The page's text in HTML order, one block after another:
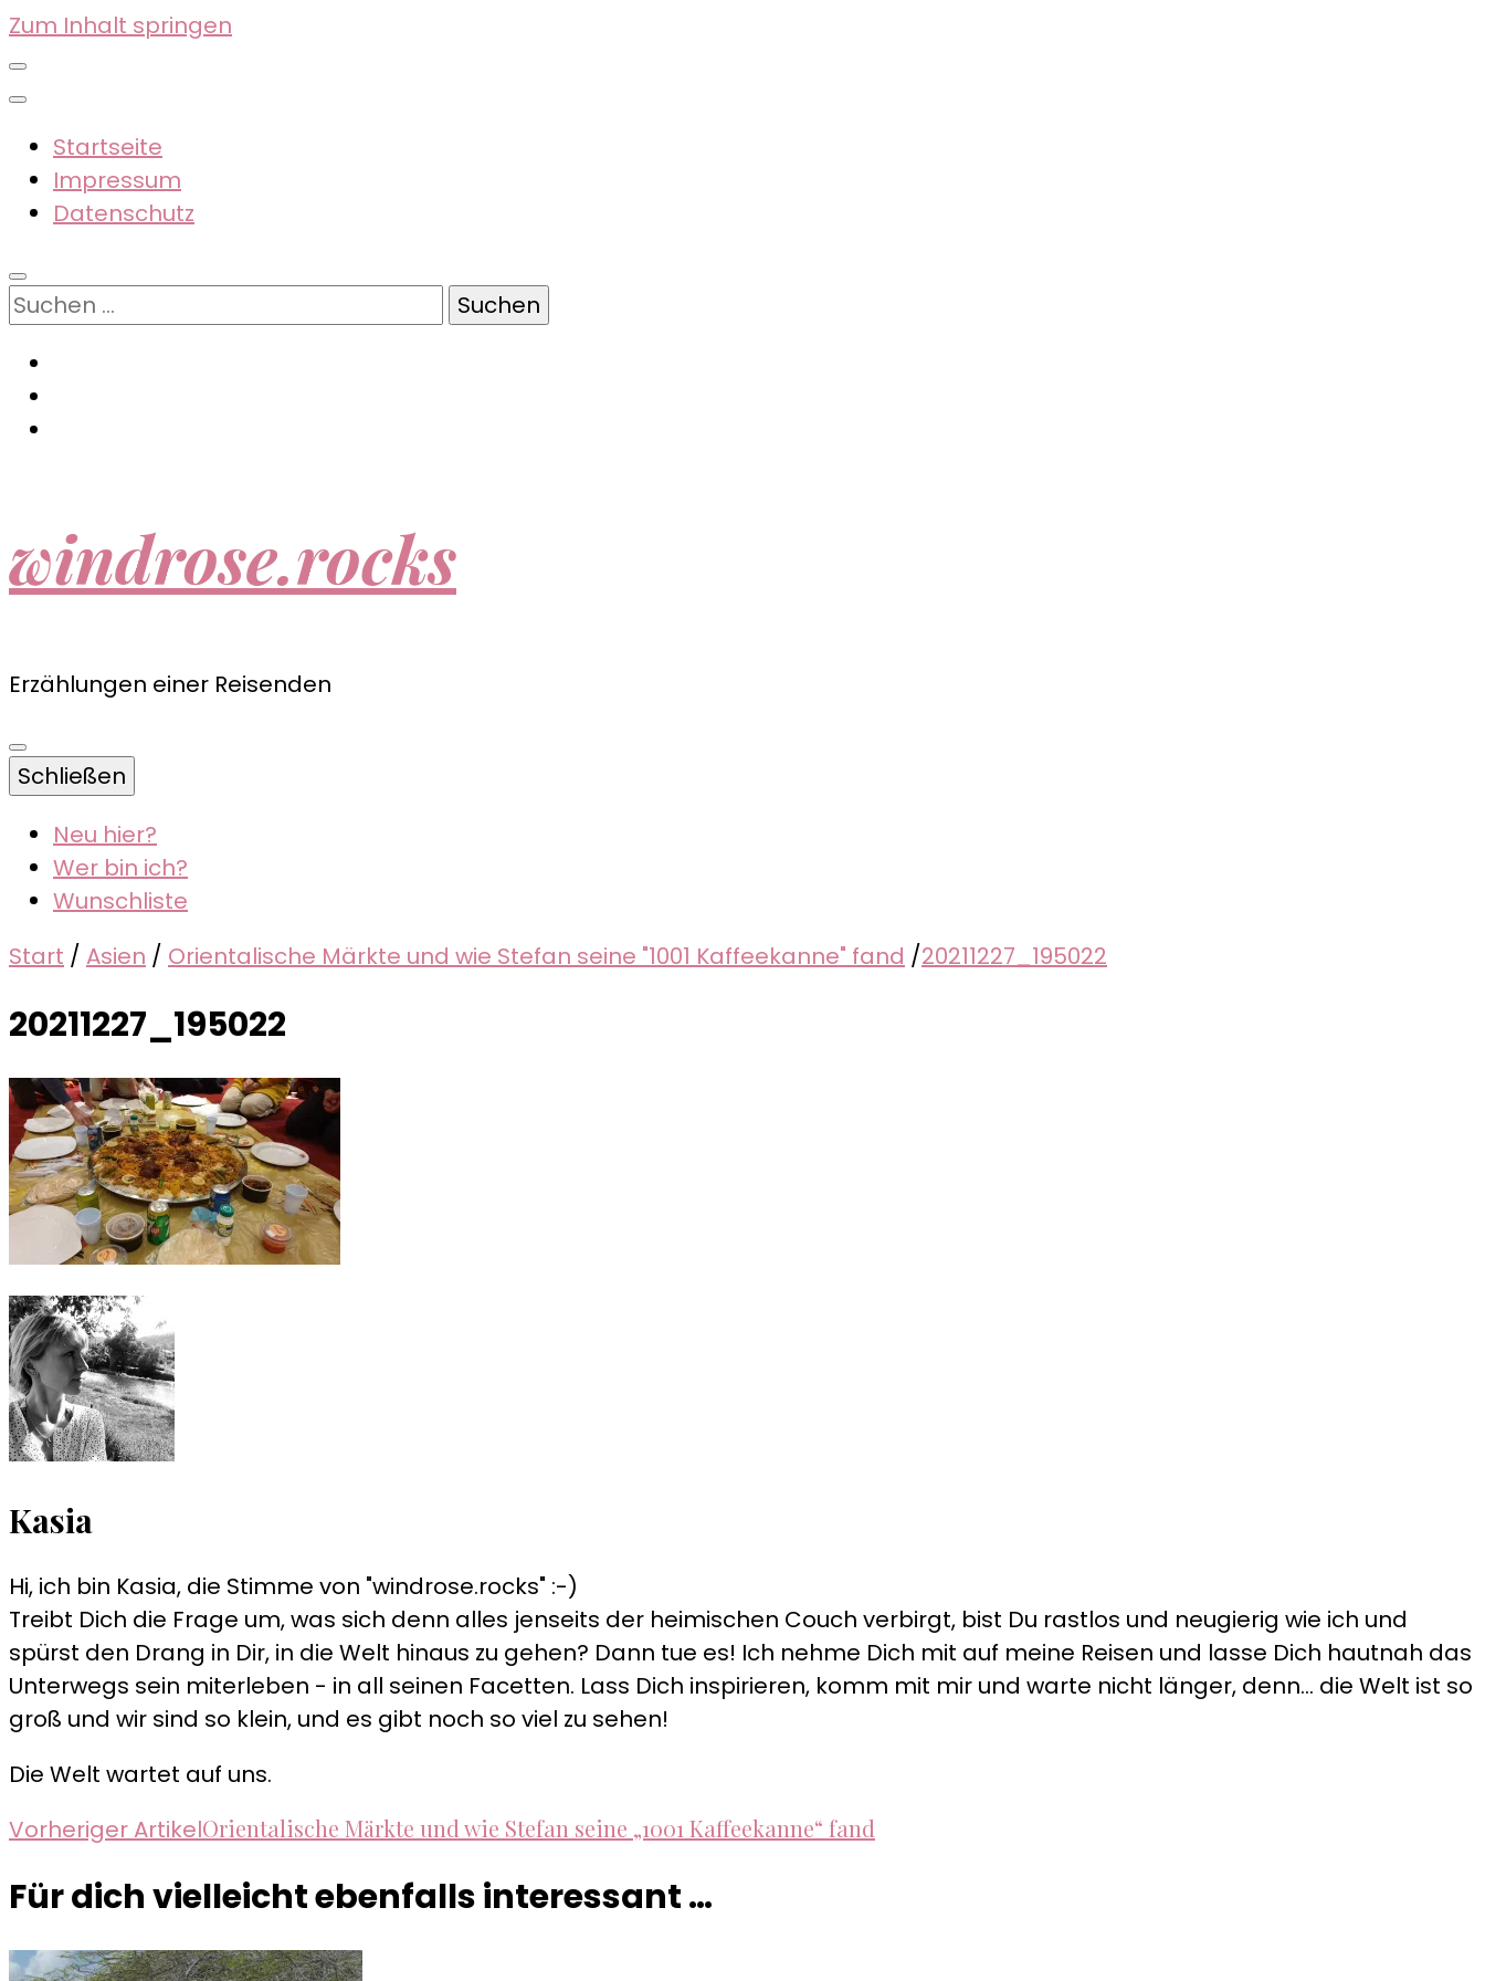
Zum Inhalt springen
Startseite
Impressum
Datenschutz
Suchen
nach:
windrose.rocks
Erzählungen einer Reisenden
Schließen
Neu hier?
Wer bin ich?
Wunschliste
Start / Asien / Orientalische Märkte und wie Stefan seine "1001 Kaffeekanne" fand /20211227_195022
20211227_195022
Kasia
Hi, ich bin Kasia, die Stimme von "windrose.rocks" :-)
Treibt Dich die Frage um, was sich denn alles jenseits der heimischen Couch verbirgt, bist Du rastlos und neugierig wie ich und
spürst den Drang in Dir, in die Welt hinaus zu gehen? Dann tue es! Ich nehme Dich mit auf meine Reisen und lasse Dich hautnah das
Unterwegs sein miterleben - in all seinen Facetten. Lass Dich inspirieren, komm mit mir und warte nicht länger, denn... die Welt ist so
groß und wir sind so klein, und es gibt noch so viel zu sehen!
Die Welt wartet auf uns.
Beitragsnavigation
Vorheriger ArtikelOrientalische Märkte und wie Stefan seine „1001 Kaffeekanne“ fand
Für dich vielleicht ebenfalls interessant …